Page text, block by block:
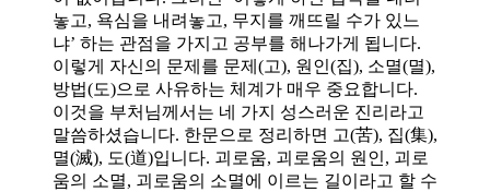
놓고, 욕심을 내려놓고, 무지를 깨뜨릴 수가 있느
냐’ 하는 관점을 가지고 공부를 해나가게 됩니다.
이렇게 자신의 문제를 문제(고), 원인(집), 소멸(멸),
방법(도)으로 사유하는 체계가 매우 중요합니다.
이것을 부처님께서는 네 가지 성스러운 진리라고
말씀하셨습니다. 한문으로 정리하면 고(苦), 집(集),
멸(滅), 도(道)입니다. 괴로움, 괴로움의 원인, 괴로
움의 소멸, 괴로움의 소멸에 이르는 길이라고 할 수